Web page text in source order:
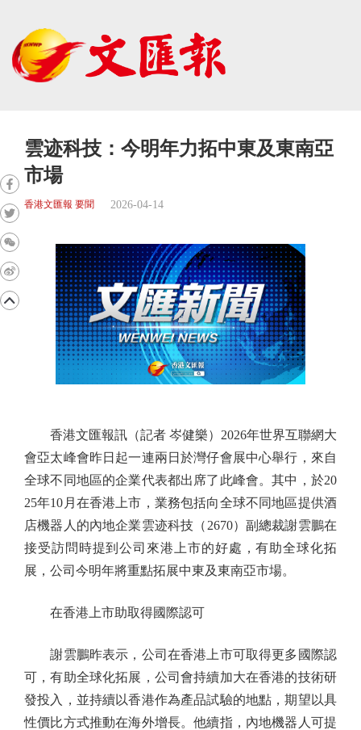
雲迹科技：今明年力拓中東及東南亞
市場
香港文匯報 要聞 2026-04-14
香港文匯報訊（記者 岑健樂）2026年世界互聯網大
會亞太峰會昨日起一連兩日於灣仔會展中心舉行，來自
全球不同地區的企業代表都出席了此峰會。其中，於20
25年10月在香港上市，業務包括向全球不同地區提供酒
店機器人的內地企業雲迹科技（2670）副總裁謝雲鵬在
接受訪問時提到公司來港上市的好處，有助全球化拓
展，公司今明年將重點拓展中東及東南亞市場。
在香港上市助取得國際認可
謝雲鵬昨表示，公司在香港上市可取得更多國際認
可，有助全球化拓展，公司會持續加大在香港的技術研
發投入，並持續以香港作為產品試驗的地點，期望以具
性價比方式推動在海外增長。他續指，內地機器人可提